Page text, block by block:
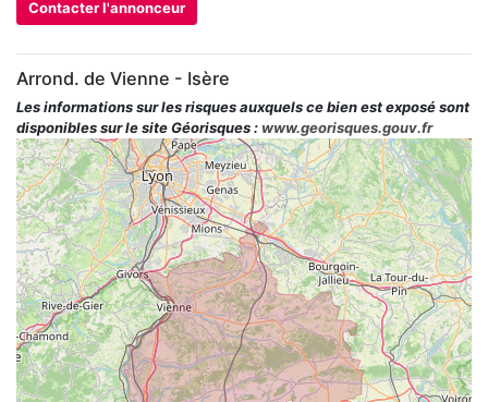
Contacter l'annonceur
Arrond. de Vienne - Isère
Les informations sur les risques auxquels ce bien est exposé sont
disponibles sur le site Géorisques : www.georisques.gouv.fr